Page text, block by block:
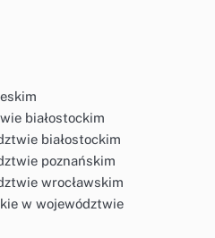
białostockim
białostockim
poznańskim
wrocławskim
w województwie